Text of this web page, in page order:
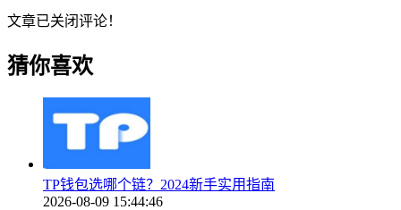
文章已关闭评论！
猜你喜欢
TP钱包选哪个链？2024新手实用指南
2026-08-09 15:44:46